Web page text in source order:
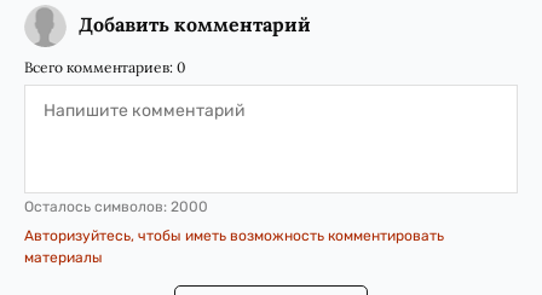
Добавить комментарий
Всего комментариев: 0
Осталось символов: 2000
Авторизуйтесь, чтобы иметь возможность комментировать
материалы